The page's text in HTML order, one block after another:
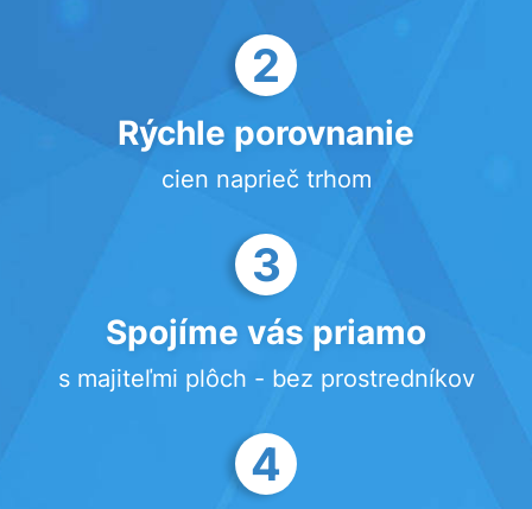
2
Rýchle porovnanie
cien naprieč trhom
3
Spojíme vás priamo
s majiteľmi plôch - bez prostredníkov
4